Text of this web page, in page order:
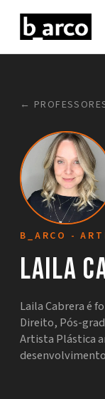
←
B_ARCO -
Laila
Laila Cabrera é
Direito, Pós-
Artista Plástica